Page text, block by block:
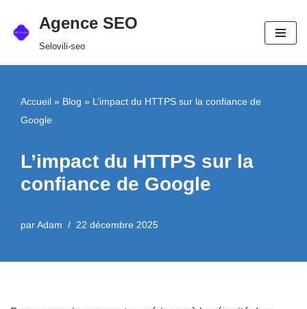
Aller
Agence SEO
Selovili-seo
Accueil » Blog » L’impact du HTTPS sur la confiance de
Google
L’impact du HTTPS sur la
confiance de Google
parAdam 22 décembre 2025